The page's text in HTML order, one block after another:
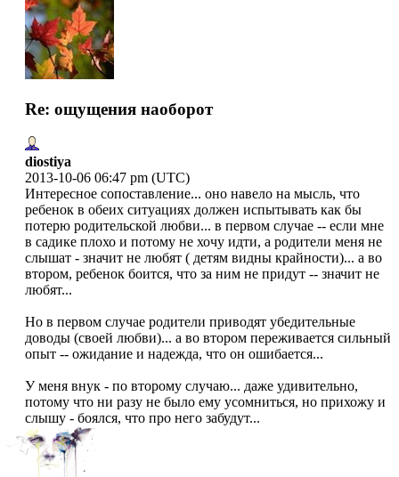
Re: ощущения наоборот
diostiya
2013-10-06 06:47 pm (UTC)
Интересное сопоставление... оно навело на мысль, что
ребенок в обеих ситуациях должен испытывать как бы
потерю родительской любви... в первом случае -- если мне
в садике плохо и потому не хочу идти, а родители меня не
слышат - значит не любят ( детям видны крайности)... а во
втором, ребенок боится, что за ним не придут -- значит не
любят...
Но в первом случае родители приводят убедительные
доводы (своей любви)... а во втором переживается сильный
опыт -- ожидание и надежда, что он ошибается...
У меня внук - по второму случаю... даже удивительно,
потому что ни разу не было ему усомниться, но прихожу и
слышу - боялся, что про него забудут...